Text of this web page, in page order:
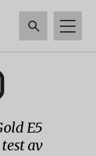
&
E5
av